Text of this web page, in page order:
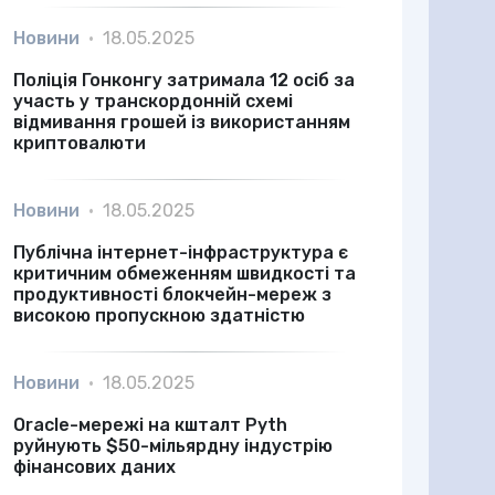
Новини • 18.05.2025
Поліція Гонконгу затримала 12 осіб за
участь у транскордонній схемі
відмивання грошей із використанням
криптовалюти
Новини • 18.05.2025
Публічна інтернет-інфраструктура є
критичним обмеженням швидкості та
продуктивності блокчейн-мереж з
високою пропускною здатністю
Новини • 18.05.2025
Oracle-мережі на кшталт Pyth
руйнують $50-мільярдну індустрію
фінансових даних